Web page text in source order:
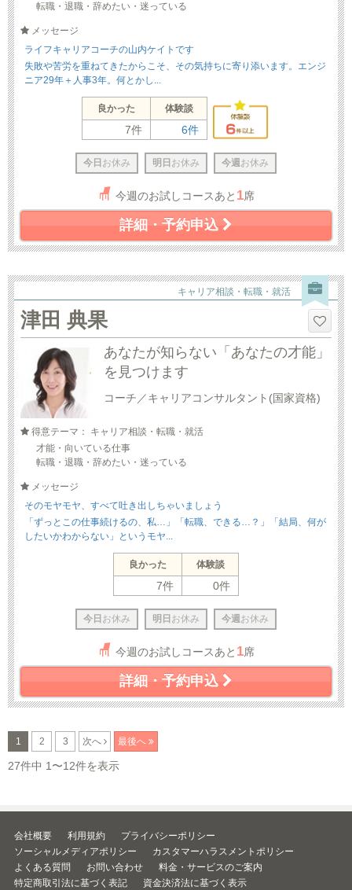
転職・退職・辞めたい・迷っている
メッセージ
ライフキャリアコーチの山内ケイトです
失敗や苦労を重ねてきたからこそ、その気持ちに寄り添います。エンジ
ニア29年＋人事3年。何とかし...
良かった 体験談
7件 6件
今日 お休み 明日 お休み 今週 お休み
今週のお試しコースあと 1席
詳細・予約申込
キャリア相談・転職・就活
津田 典果
あなたが知らない「あなたの才能」
を見つけます
コーチ／キャリアコンサルタント(国家資格)
得意テーマ： キャリア相談・転職・就活
才能・向いている仕事
転職・退職・辞めたい・迷っている
メッセージ
そのモヤモヤ、すべて吐き出しちゃいましょう
「ずっとこの仕事続けるの、私…」「転職、できる…？」「結局、何が
したいかわからない」というモヤ...
良かった 体験談
7件 0件
今日 お休み 明日 お休み 今週 お休み
今週のお試しコースあと 1席
詳細・予約申込
1 2 3 次へ 最後へ
27件中 1〜12件を表示
会社概要 利用規約
プライバシーポリシー
ソーシャルメディアポリシー
カスタマーハラスメントポリシー
よくある質問
お問い合わせ
料金・サービスのご案内
特定商取引法に基づく表記
資金決済法に基づく表示